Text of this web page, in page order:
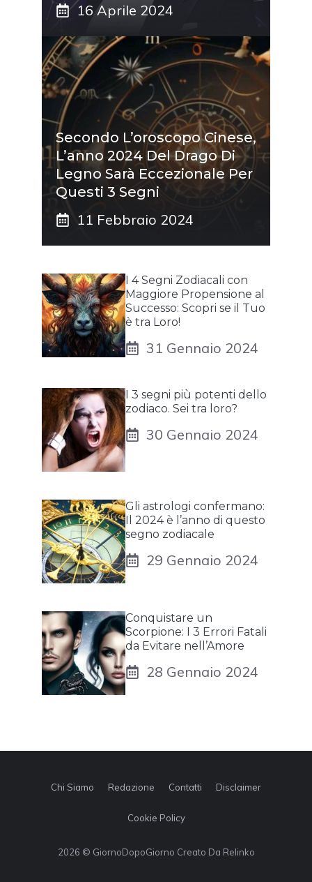
16 Aprile 2024
Secondo L’oroscopo Cinese,
L’anno 2024 Del Drago Di
Legno Sarà Eccezionale Per
Questi 3 Segni
11 Febbraio 2024
I 4 Segni Zodiacali con
Maggiore Propensione al
Successo: Scopri se il Tuo
è tra Loro!
31 Gennaio 2024
I 3 segni più potenti dello
zodiaco. Sei tra loro?
30 Gennaio 2024
Gli astrologi confermano:
Il 2024 è l’anno di questo
segno zodiacale
29 Gennaio 2024
Conquistare un
Scorpione: I 3 Errori Fatali
da Evitare nell’Amore
28 Gennaio 2024
Chi Siamo Redazione Contatti Disclaimer
Cookie Policy
2026 © GiornoDopoGiorno Creato Da Relinko